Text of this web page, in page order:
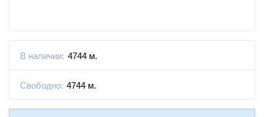
В наличии: 4744 м.
Свободно: 4744 м.